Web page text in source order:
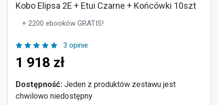
Kobo Elipsa 2E + Etui Czarne + Końcówki 10szt
+ 2200 ebooków GRATIS!
3 opinie
1 918 zł
Dostępność: Jeden z produktów zestawu jest
chwilowo niedostępny